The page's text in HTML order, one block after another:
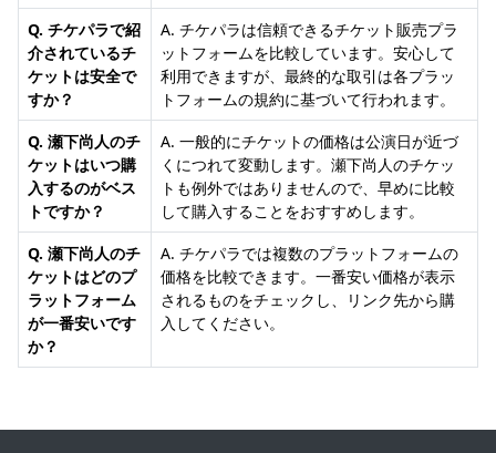
Q. チケパラで紹
介されているチ
ケットは安全で
すか？
A. チケパラは信頼できるチケット販売プラ
ットフォームを比較しています。安心して
利用できますが、最終的な取引は各プラッ
トフォームの規約に基づいて行われます。
Q. 瀬下尚人のチ
ケットはいつ購
入するのがベス
トですか？
A. 一般的にチケットの価格は公演日が近づ
くにつれて変動します。瀬下尚人のチケッ
トも例外ではありませんので、早めに比較
して購入することをおすすめします。
Q. 瀬下尚人のチ
ケットはどのプ
ラットフォーム
が一番安いです
か？
A. チケパラでは複数のプラットフォームの
価格を比較できます。一番安い価格が表示
されるものをチェックし、リンク先から購
入してください。